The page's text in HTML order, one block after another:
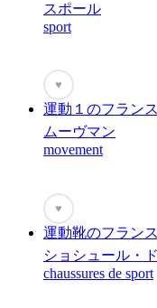
スポール
sport
♥
運動１のフラン
ムーヴマン
movement
♥
運動靴のフラン
ショシュール・
chaussures de sport